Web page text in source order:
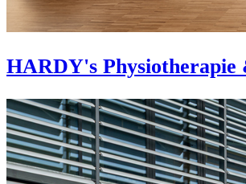
HARDY's